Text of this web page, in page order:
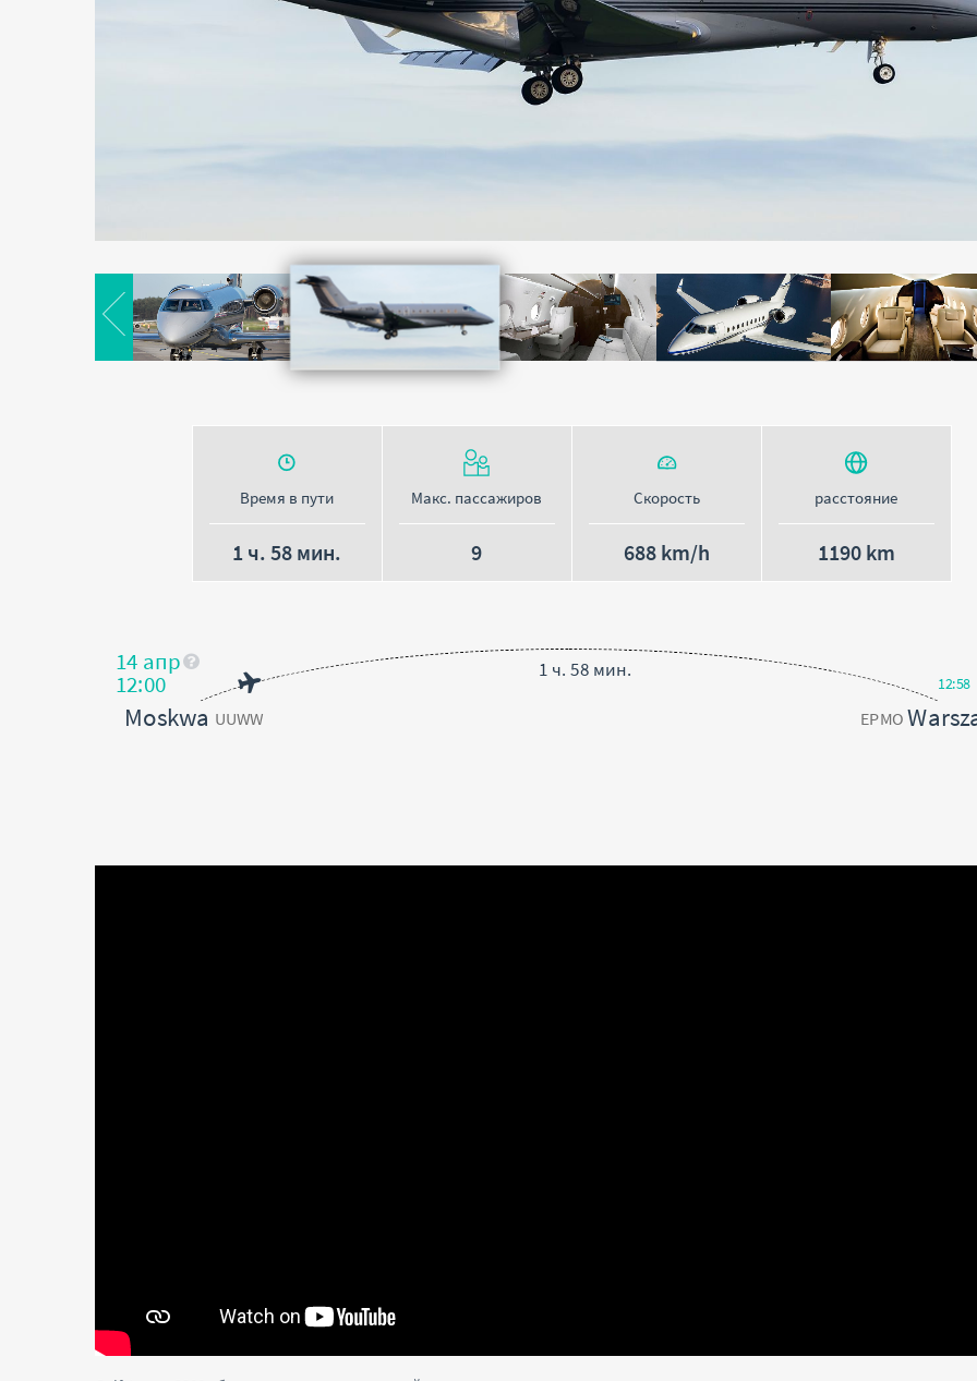
Время в пути
1 ч. 58 мин.
Макс. пассажиров
9
Скорость
688 km/h
расстояние
1190 km
1 ч. 58 мин.
14 апр
12:00
Moskwa UUWW
12:58
EPMO